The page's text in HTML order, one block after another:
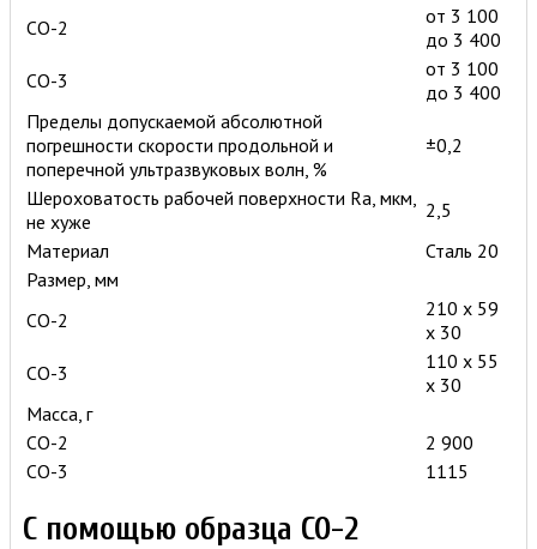
СО-2
от 3 100
до 3 400
СО-3
от 3 100
до 3 400
Пределы допускаемой абсолютной
погрешности скорости продольной и
поперечной ультразвуковых волн, %
±0,2
Шероховатость рабочей поверхности Ra, мкм,
не хуже
2,5
Материал
Сталь 20
Размер, мм
СО-2
210 x 59
x 30
СО-3
110 x 55
x 30
Масса, г
СО-2
2 900
СО-3
1115
С помощью образца СО-2